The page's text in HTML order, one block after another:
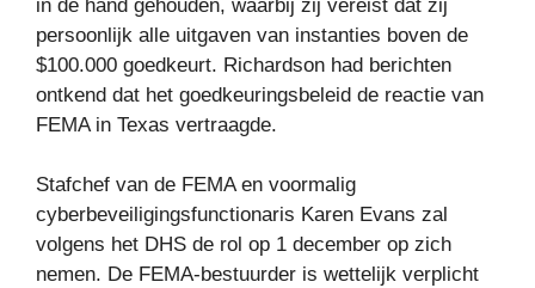
in de hand gehouden, waarbij zij vereist dat zij
persoonlijk alle uitgaven van instanties boven de
$100.000 goedkeurt. Richardson had berichten
ontkend dat het goedkeuringsbeleid de reactie van
FEMA in Texas vertraagde.
Stafchef van de FEMA en voormalig
cyberbeveiligingsfunctionaris Karen Evans zal
volgens het DHS de rol op 1 december op zich
nemen. De FEMA-bestuurder is wettelijk verplicht